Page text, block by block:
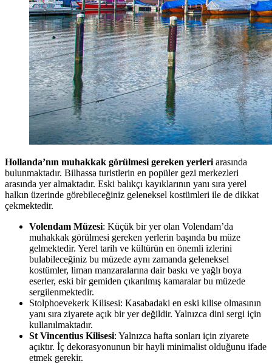
Hollanda’nın muhakkak görülmesi gereken yerleri arasında
bulunmaktadır. Bilhassa turistlerin en popüler gezi merkezleri
arasında yer almaktadır. Eski balıkçı kayıklarının yanı sıra yerel
halkın üzerinde görebileceğiniz geleneksel kostümleri ile de dikkat
çekmektedir.
Volendam Müzesi: Küçük bir yer olan Volendam’da
muhakkak görülmesi gereken yerlerin başında bu müze
gelmektedir. Yerel tarih ve kültürün en önemli izlerini
bulabileceğiniz bu müzede aynı zamanda geleneksel
kostümler, liman manzaralarına dair baskı ve yağlı boya
eserler, eski bir gemiden çıkarılmış kamaralar bu müzede
sergilenmektedir.
Stolphoevekerk Kilisesi: Kasabadaki en eski kilise olmasının
yanı sıra ziyarete açık bir yer değildir. Yalnızca dini sergi için
kullanılmaktadır.
St Vincentius Kilisesi: Yalnızca hafta sonları için ziyarete
açıktır. İç dekorasyonunun bir hayli minimalist olduğunu ifade
etmek gerekir.